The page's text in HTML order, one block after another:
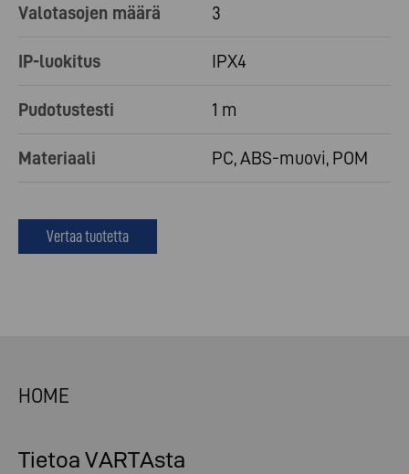
Valotasojen määrä 3
IP-luokitus IPX4
Pudotustesti 1 m
Materiaali PC, ABS-muovi, POM
Vertaa tuotetta
HOME
Tietoa VARTAsta